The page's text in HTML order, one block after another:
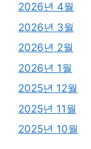
2026년 4월
2026년 3월
2026년 2월
2026년 1월
2025년 12월
2025년 11월
2025년 10월